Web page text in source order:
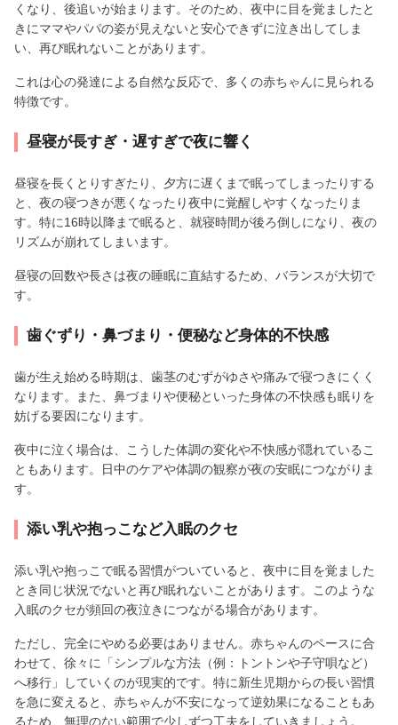
くなり、後追いが始まります。そのため、夜中に目を覚ましたと
きにママやパパの姿が見えないと安心できずに泣き出してしま
い、再び眠れないことがあります。
これは心の発達による自然な反応で、多くの赤ちゃんに見られる
特徴です。
昼寝が長すぎ・遅すぎで夜に響く
昼寝を長くとりすぎたり、夕方に遅くまで眠ってしまったりする
と、夜の寝つきが悪くなったり夜中に覚醒しやすくなったりま
す。特に16時以降まで眠ると、就寝時間が後ろ倒しになり、夜の
リズムが崩れてしまいます。
昼寝の回数や長さは夜の睡眠に直結するため、バランスが大切で
す。
歯ぐずり・鼻づまり・便秘など身体的不快感
歯が生え始める時期は、歯茎のむずがゆさや痛みで寝つきにくく
なります。また、鼻づまりや便秘といった身体の不快感も眠りを
妨げる要因になります。
夜中に泣く場合は、こうした体調の変化や不快感が隠れているこ
ともあります。日中のケアや体調の観察が夜の安眠につながりま
す。
添い乳や抱っこなど入眠のクセ
添い乳や抱っこで眠る習慣がついていると、夜中に目を覚ました
とき同じ状況でないと再び眠れないことがあります。このような
入眠のクセが頻回の夜泣きにつながる場合があります。
ただし、完全にやめる必要はありません。赤ちゃんのペースに合
わせて、徐々に「シンプルな方法（例：トントンや子守唄など）
へ移行」していくのが現実的です。特に新生児期からの長い習慣
を急に変えると、赤ちゃんが不安になって逆効果になることもあ
るため、無理のない範囲で少しずつ工夫をしていきましょう。